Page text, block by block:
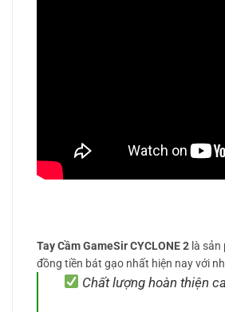
Tay Cầm GameSir CYCLONE 2 là
đồng tiền bát gạo nhất hiện nay với
Chất lượng hoàn thiện